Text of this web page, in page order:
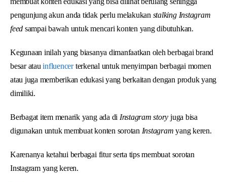
pengunjung akun anda tidak perlu melakukan stalking Instagram
feed sampai bawah untuk mencari konten yang dibutuhkan.
Kegunaan inilah yang biasanya dimanfaatkan oleh berbagai brand
besar atauinfluencerterkenal untuk menyimpan berbagai momen
atau juga memberikan edukasi yang berkaitan dengan produk yang
dimiliki.
Berbagat item menarik yang ada di Instagram story juga bisa
digunakan untuk membuat konten sorotan Instagramyang keren.
Karenanya ketahui berbagai fitur serta tips membuat sorotan
Instagram yang keren.